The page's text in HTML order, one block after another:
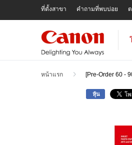
Skip
ที่ตั้งสาขา คำถามที่พบบ่อย
หน้าแรก [Pre-Order 60 -
หุ้น